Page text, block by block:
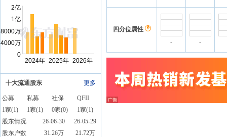
十大流通股东 更多
公募 私募 社保
QFII
1家(1) 1家(1) 0家(0) 1家(1)
股东情况
26-06-30
26-05-29
股东户数
31.26万
21.72万
四分位属性
-
-